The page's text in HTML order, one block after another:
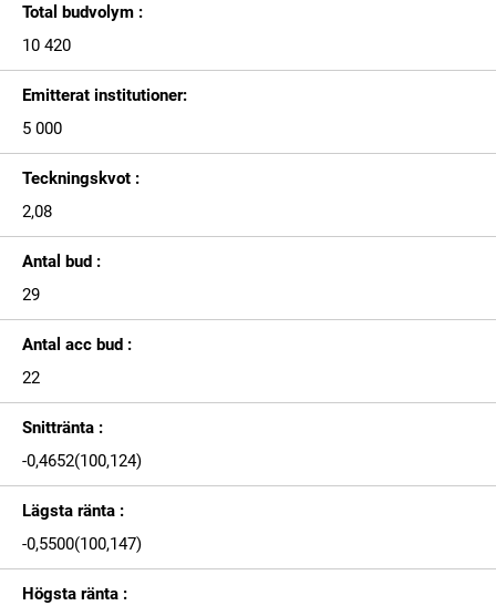
Total budvolym :
10 420
Emitterat institutioner:
5 000
Teckningskvot :
2,08
Antal bud :
29
Antal acc bud :
22
Snittränta :
-0,4652(100,124)
Lägsta ränta :
-0,5500(100,147)
Högsta ränta :